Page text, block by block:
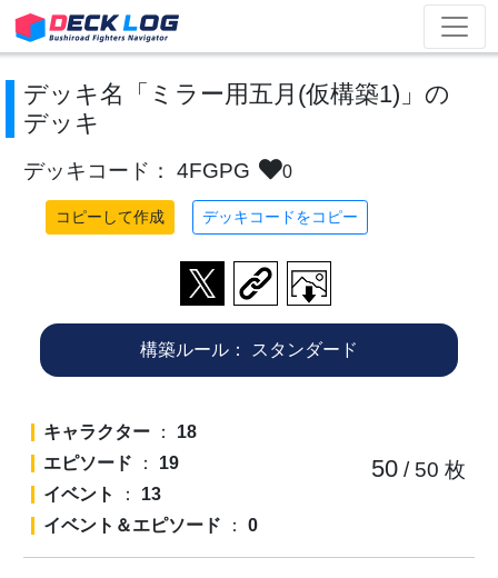
デッキ名「ミラー用五月(仮構築1)」の
デッキ
デッキコード： 4FGPG 0
コピーして作成 デッキコードをコピー
構築ルール： スタンダード
キャラクター ： 18
エピソード ： 19
イベント
： 13
イベント＆エピソード ： 0
50/ 50 枚